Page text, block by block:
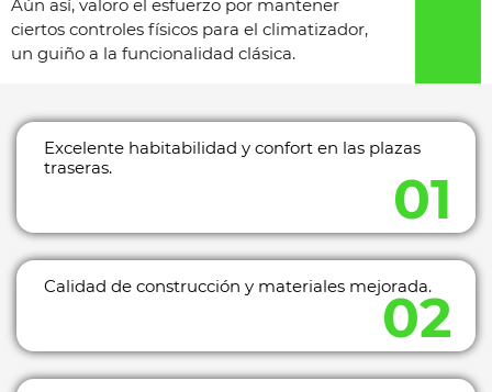
Aún así, valoro el esfuerzo por mantener
ciertos controles físicos para el climatizador,
un guiño a la funcionalidad clásica.
Excelente habitabilidad y confort en las plazas
traseras.
Calidad de construcción y materiales mejorada.